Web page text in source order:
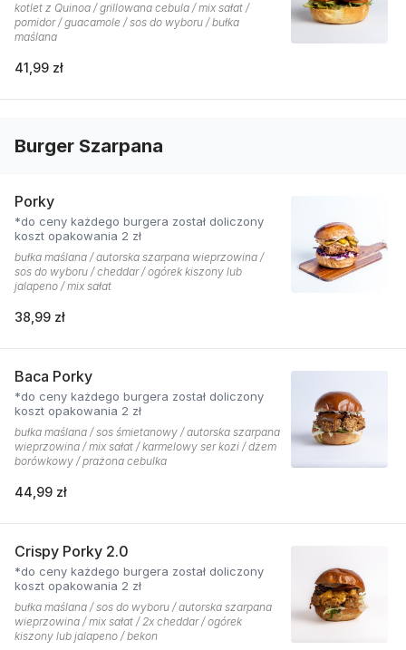
kotlet z Quinoa / grillowana cebula / mix sałat /
pomidor / guacamole / sos do wyboru / bułka
maślana
41,99 zł
Burger Szarpana
Porky
*do ceny każdego burgera został doliczony
koszt opakowania 2 zł
bułka maślana / autorska szarpana wieprzowina /
sos do wyboru / cheddar / ogórek kiszony lub
jalapeno / mix sałat
38,99 zł
Baca Porky
*do ceny każdego burgera został doliczony
koszt opakowania 2 zł
bułka maślana / sos śmietanowy / autorska szarpana
wieprzowina / mix sałat / karmelowy ser kozi / dżem
borówkowy / prażona cebulka
44,99 zł
Crispy Porky 2.0
*do ceny każdego burgera został doliczony
koszt opakowania 2 zł
bułka maślana / sos do wyboru / autorska szarpana
wieprzowina / mix sałat / 2x cheddar / ogórek
kiszony lub jalapeno / bekon